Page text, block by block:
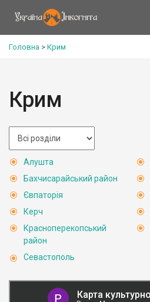
Головна > Крим
Крим
Алушта
Бахчисарайський район
Євпаторія
Керч
Красноперекопський
район
Севастополь